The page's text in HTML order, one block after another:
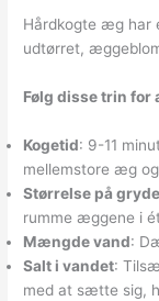
Hårdkogte æg har
udtørret,
Følg disse trin for
Kogetid: 9-11
mellemstore æg
Størrelse på
rumme æggene i
Mængde vand:
Salt i vandet:
med at sætte sig,